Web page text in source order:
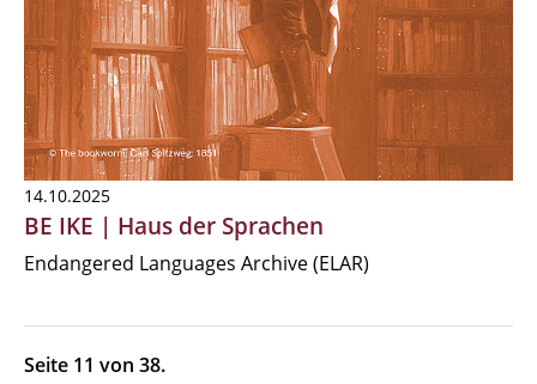
14.10.2025
BE IKE | Haus der Sprachen
Endangered Languages Archive (ELAR)
Seite 11 von 38.